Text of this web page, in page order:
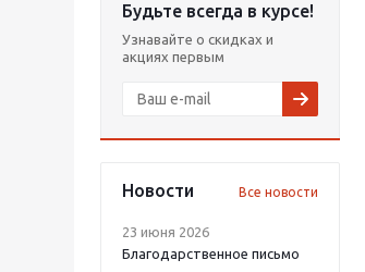
Будьте всегда в курсе!
Узнавайте о скидках и
акциях первым
Новости Все новости
23 июня 2026
Благодарственное письмо